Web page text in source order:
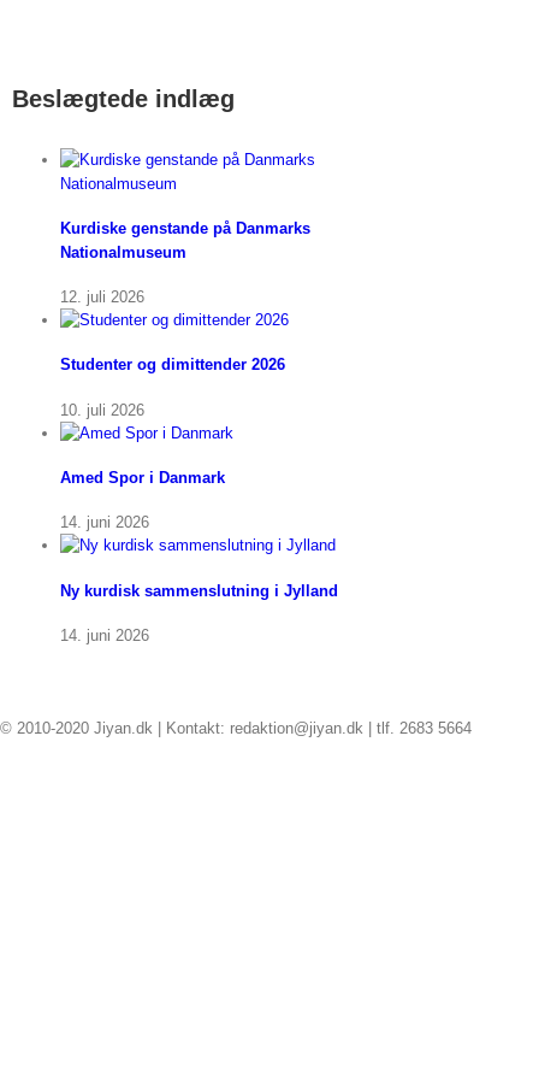
Beslægtede indlæg
Kurdiske genstande på Danmarks
Nationalmuseum
12. juli 2026
Studenter og dimittender 2026
10. juli 2026
Amed Spor i Danmark
14. juni 2026
Ny kurdisk sammenslutning i Jylland
14. juni 2026
© 2010-2020 Jiyan.dk | Kontakt: redaktion@jiyan.dk | tlf. 2683 5664